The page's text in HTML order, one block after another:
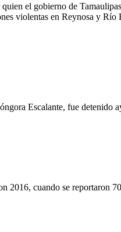
el gobierno de
violentas en Reynosa y Río
Escalante, fue detenido
cuando se reportaron